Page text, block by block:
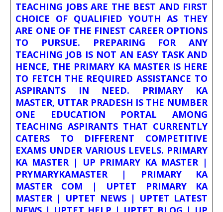
TEACHING JOBS ARE THE BEST AND FIRST
CHOICE OF QUALIFIED YOUTH AS THEY
ARE ONE OF THE FINEST CAREER OPTIONS
TO PURSUE. PREPARING FOR ANY
TEACHING JOB IS NOT AN EASY TASK AND
HENCE, THE PRIMARY KA MASTER IS HERE
TO FETCH THE REQUIRED ASSISTANCE TO
ASPIRANTS IN NEED. PRIMARY KA
MASTER, UTTAR PRADESH IS THE NUMBER
ONE EDUCATION PORTAL AMONG
TEACHING ASPIRANTS THAT CURRENTLY
CATERS TO DIFFERENT COMPETITIVE
EXAMS UNDER VARIOUS LEVELS. PRIMARY
KA MASTER | UP PRIMARY KA MASTER |
PRYMARYKAMASTER | PRIMARY KA
MASTER COM | UPTET PRIMARY KA
MASTER | UPTET NEWS | UPTET LATEST